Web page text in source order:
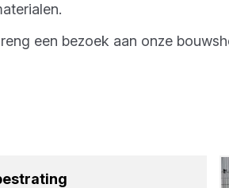
een bezoek aan onze